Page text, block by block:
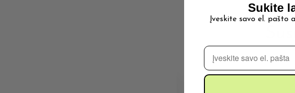
Sukite
Įveskite savo el. pašto
El. Pašto adresas